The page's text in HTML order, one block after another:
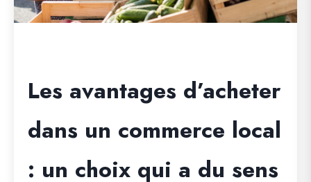
Les avantages d’acheter
dans un commerce local
: un choix qui a du sens